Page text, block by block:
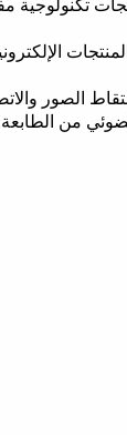
تكنولوجية
الصور
من